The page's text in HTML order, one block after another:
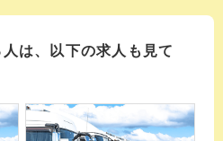
は、以下の求人も見て